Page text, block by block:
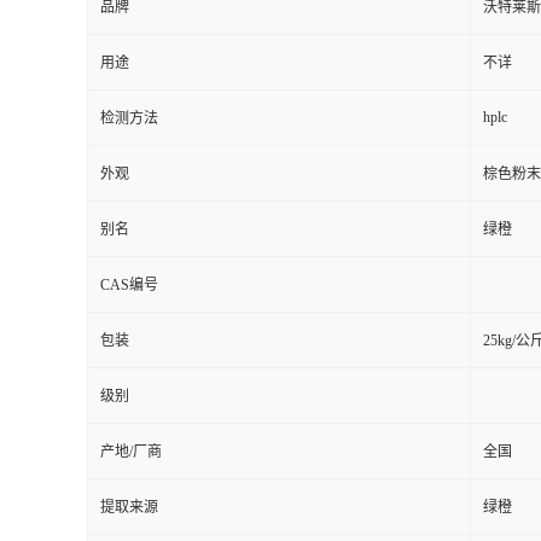
品牌 沃特莱
用途 不详
检测方法 hplc
外观 棕色粉末
别名 绿橙
CAS编号
包装 25kg/公
级别
产地/厂商 全国
提取来源 绿橙